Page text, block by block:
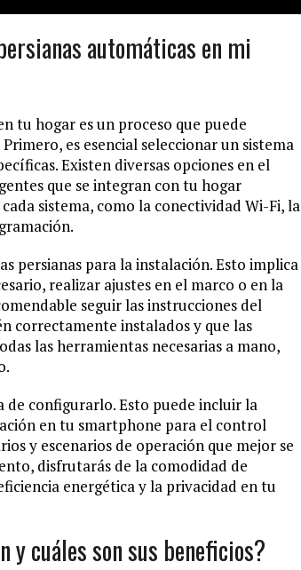
automáticas en mi
tu hogar es un proceso que puede
es esencial seleccionar un sistema
Existen diversas opciones en el
que se integran con tu hogar
sistema, como la conectividad Wi-Fi, la
persianas para la instalación. Esto implica
realizar ajustes en el marco o en la
seguir las instrucciones del
correctamente instalados y que las
las herramientas necesarias a mano,
de configurarlo. Esto puede incluir la
en tu smartphone para el control
y escenarios de operación que mejor se
disfrutarás de la comodidad de
energética y la privacidad en tu
y cuáles son sus beneficios?